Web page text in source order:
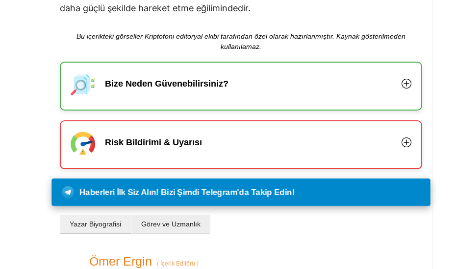
daha güçlü şekilde hareket etme eğilimindedir.
Bu içerikteki görseller Kriptofoni editoryal ekibi tarafından özel olarak hazırlanmıştır. Kaynak gösterilmeden
kullanılamaz.
Bize Neden Güvenebilirsiniz?
Risk Bildirimi & Uyarısı
Haberleri İlk Siz Alın! Bizi Şimdi Telegram'da Takip Edin!
Yazar Biyografisi Görev ve Uzmanlık
Ömer Ergin ( İçerik Editörü )